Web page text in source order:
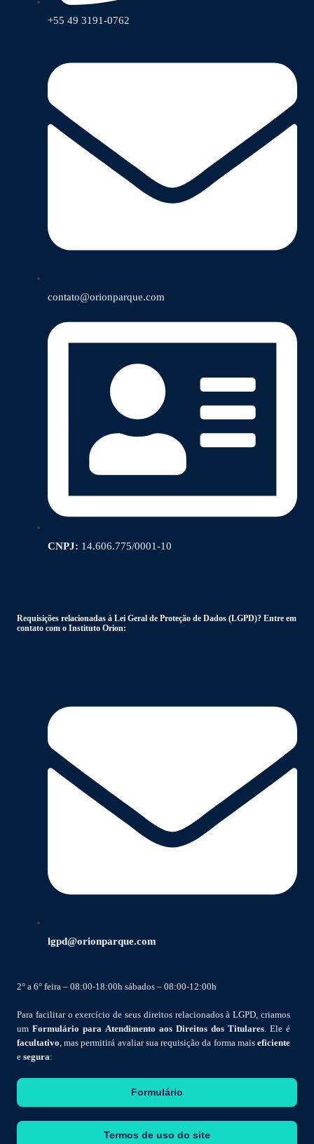
+55 49 3191-0762
contato@orionparque.com
CNPJ: 14.606.775/0001-10
Requisições relacionadas à Lei Geral de Proteção de Dados (LGPD)? Entre em
contato com o Instituto Orion:
lgpd@orionparque.com
2° a 6° feira – 08:00-18:00h sábados – 08:00-12:00h
Para facilitar o exercício de seus direitos relacionados à LGPD, criamos
um Formulário para Atendimento aos Direitos dos Titulares. Ele é
facultativo, mas permitirá avaliar sua requisição da forma mais eficiente
e segura:
Formulário
Termos de uso do site